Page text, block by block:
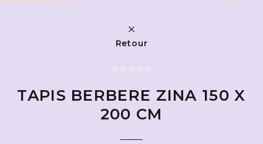
Retour
TAPIS BERBERE ZINA 150 X
200 CM